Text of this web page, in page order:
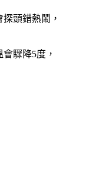
頭錯熱鬧，
驟降5度，